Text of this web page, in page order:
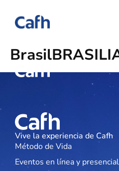
Brasil
Vive la experiencia de Cafh
Método de Vida
Eventos en línea y